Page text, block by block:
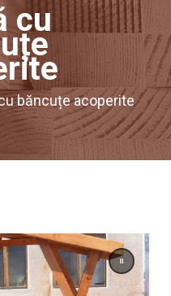
cu
băncuțe acoperite